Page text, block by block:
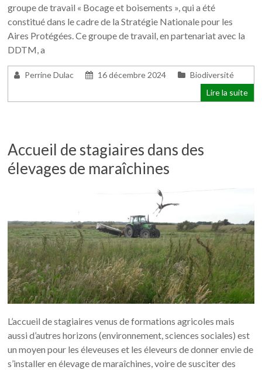
groupe de travail « Bocage et boisements », qui a été
constitué dans le cadre de la Stratégie Nationale pour les
Aires Protégées. Ce groupe de travail, en partenariat avec la
DDTM, a
Perrine Dulac 16 décembre 2024
Biodiversité
Lire la suite
Accueil de stagiaires dans des
élevages de maraîchines
L’accueil de stagiaires venus de formations agricoles mais
aussi d’autres horizons (environnement, sciences sociales) est
un moyen pour les éleveuses et les éleveurs de donner envie de
s’installer en élevage de maraîchines, voire de susciter des